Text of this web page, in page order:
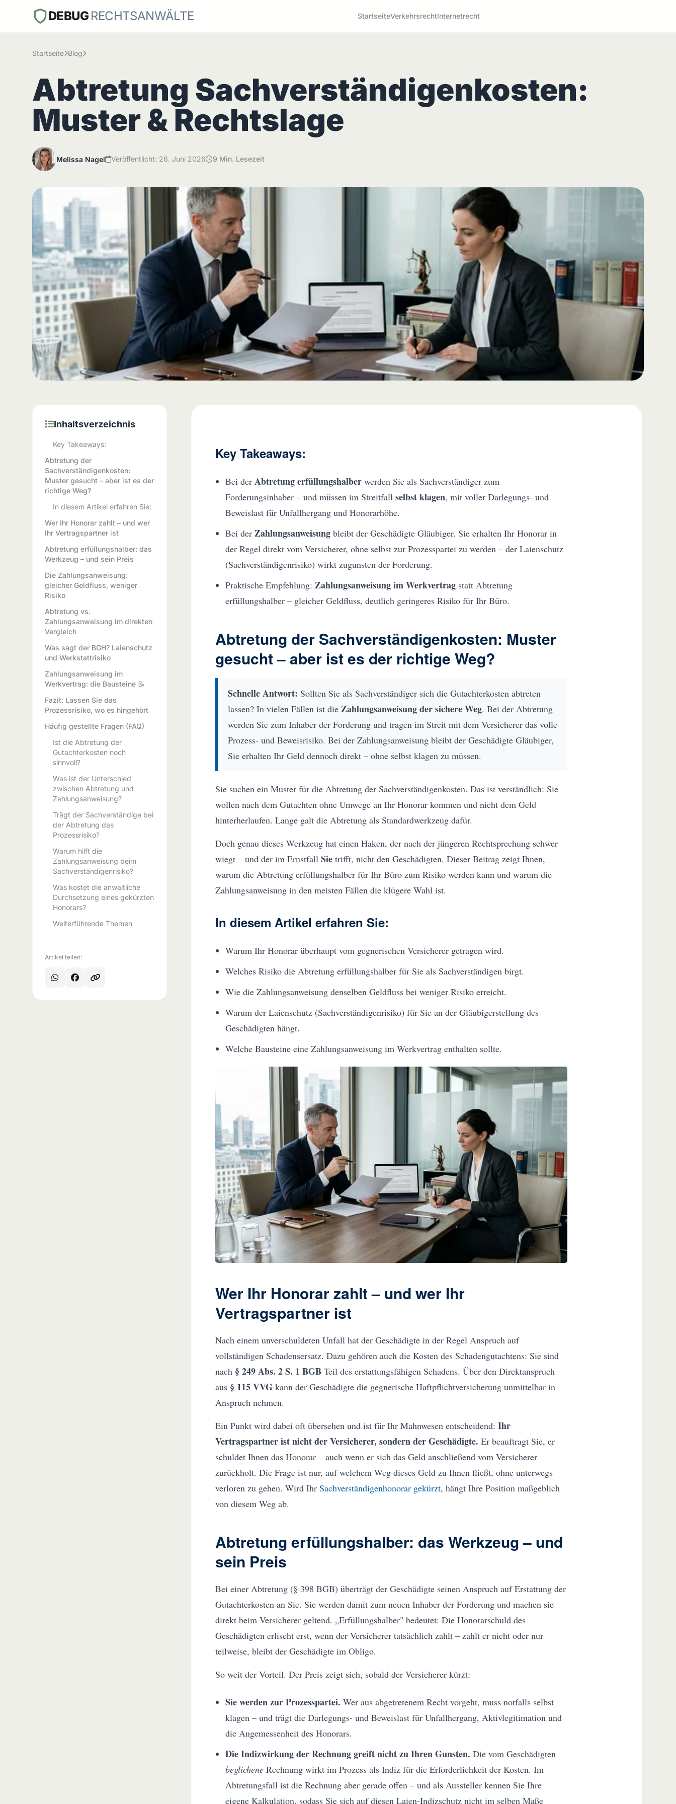
DEBUG RECHTSANWÄLTE StartseiteVerkehrsrechtInternetrecht
Startseite Blog
Abtretung Sachverständigenkosten:
Muster & Rechtslage
Melissa Nagel Veröffentlicht: 26. Juni 2026 9 Min. Lesezeit
Inhaltsverzeichnis
Key Takeaways:
Abtretung der
Sachverständigenkosten:
Muster gesucht – aber ist es der
richtige Weg?
In diesem Artikel erfahren Sie:
Wer Ihr Honorar zahlt – und wer
Ihr Vertragspartner ist
Abtretung erfüllungshalber: das
Werkzeug – und sein Preis
Die Zahlungsanweisung:
gleicher Geldfluss, weniger
Risiko
Abtretung vs.
Zahlungsanweisung im direkten
Vergleich
Was sagt der BGH? Laienschutz
und Werkstattrisiko
Zahlungsanweisung im
Werkvertrag: die Bausteine 📝
Fazit: Lassen Sie das
Prozessrisiko, wo es hingehört
Häufig gestellte Fragen (FAQ)
Ist die Abtretung der
Gutachterkosten noch
sinnvoll?
Was ist der Unterschied
zwischen Abtretung und
Zahlungsanweisung?
Trägt der Sachverständige bei
der Abtretung das
Prozessrisiko?
Warum hilft die
Zahlungsanweisung beim
Sachverständigenrisiko?
Was kostet die anwaltliche
Durchsetzung eines gekürzten
Honorars?
Weiterführende Themen
Artikel teilen:
Key Takeaways:
Bei der Abtretung erfüllungshalberwerden Sie als Sachverständiger zum
Forderungsinhaber – und müssen im Streitfall selbst klagen, mit voller Darlegungs- und
Beweislast für Unfallhergang und Honorarhöhe.
Bei der Zahlungsanweisungbleibt der Geschädigte Gläubiger. Sie erhalten Ihr Honorar in
der Regel direkt vom Versicherer, ohne selbst zur Prozesspartei zu werden – der Laienschutz
(Sachverständigenrisiko) wirkt zugunsten der Forderung.
Praktische Empfehlung: Zahlungsanweisung im Werkvertragstatt Abtretung
erfüllungshalber – gleicher Geldfluss, deutlich geringeres Risiko für Ihr Büro.
Abtretung der Sachverständigenkosten: Muster
gesucht – aber ist es der richtige Weg?
Schnelle Antwort: Sollten Sie als Sachverständiger sich die Gutachterkosten abtreten
lassen? In vielen Fällen ist die Zahlungsanweisung der sichere Weg. Bei der Abtretung
werden Sie zum Inhaber der Forderung und tragen im Streit mit dem Versicherer das volle
Prozess- und Beweisrisiko. Bei der Zahlungsanweisung bleibt der Geschädigte Gläubiger,
Sie erhalten Ihr Geld dennoch direkt – ohne selbst klagen zu müssen.
Sie suchen ein Muster für die Abtretung der Sachverständigenkosten. Das ist verständlich: Sie
wollen nach dem Gutachten ohne Umwege an Ihr Honorar kommen und nicht dem Geld
hinterherlaufen. Lange galt die Abtretung als Standardwerkzeug dafür.
Doch genau dieses Werkzeug hat einen Haken, der nach der jüngeren Rechtsprechung schwer
wiegt – und der im Ernstfall Sietrifft, nicht den Geschädigten. Dieser Beitrag zeigt Ihnen,
warum die Abtretung erfüllungshalber für Ihr Büro zum Risiko werden kann und warum die
Zahlungsanweisung in den meisten Fällen die klügere Wahl ist.
In diesem Artikel erfahren Sie:
Warum Ihr Honorar überhaupt vom gegnerischen Versicherer getragen wird.
Welches Risiko die Abtretung erfüllungshalber für Sie als Sachverständigen birgt.
Wie die Zahlungsanweisung denselben Geldfluss bei weniger Risiko erreicht.
Warum der Laienschutz (Sachverständigenrisiko) für Sie an der Gläubigerstellung des
Geschädigten hängt.
Welche Bausteine eine Zahlungsanweisung im Werkvertrag enthalten sollte.
Wer Ihr Honorar zahlt – und wer Ihr
Vertragspartner ist
Nach einem unverschuldeten Unfall hat der Geschädigte in der Regel Anspruch auf
vollständigen Schadensersatz. Dazu gehören auch die Kosten des Schadengutachtens: Sie sind
nach § 249 Abs. 2 S. 1 BGB Teil des erstattungsfähigen Schadens. Über den Direktanspruch
aus § 115 VVGkann der Geschädigte die gegnerische Haftpflichtversicherung unmittelbar in
Anspruch nehmen.
Ein Punkt wird dabei oft übersehen und ist für Ihr Mahnwesen entscheidend: Ihr
Vertragspartner ist nicht der Versicherer, sondern der Geschädigte. Er beauftragt Sie, er
schuldet Ihnen das Honorar – auch wenn er sich das Geld anschließend vom Versicherer
zurückholt. Die Frage ist nur, auf welchem Weg dieses Geld zu Ihnen fließt, ohne unterwegs
verloren zu gehen. Wird Ihr Sachverständigenhonorar gekürzt, hängt Ihre Position maßgeblich
von diesem Weg ab.
Abtretung erfüllungshalber: das Werkzeug – und
sein Preis
Bei einer Abtretung (§ 398 BGB) überträgt der Geschädigte seinen Anspruch auf Erstattung der
Gutachterkosten an Sie. Sie werden damit zum neuen Inhaber der Forderung und machen sie
direkt beim Versicherer geltend. „Erfüllungshalber" bedeutet: Die Honorarschuld des
Geschädigten erlischt erst, wenn der Versicherer tatsächlich zahlt – zahlt er nicht oder nur
teilweise, bleibt der Geschädigte im Obligo.
So weit der Vorteil. Der Preis zeigt sich, sobald der Versicherer kürzt:
Sie werden zur Prozesspartei. Wer aus abgetretenem Recht vorgeht, muss notfalls selbst
klagen – und trägt die Darlegungs- und Beweislast für Unfallhergang, Aktivlegitimation und
die Angemessenheit des Honorars.
Die Indizwirkung der Rechnung greift nicht zu Ihren Gunsten. Die vom Geschädigten
beglicheneRechnung wirkt im Prozess als Indiz für die Erforderlichkeit der Kosten. Im
Abtretungsfall ist die Rechnung aber gerade offen – und als Aussteller kennen Sie Ihre
eigene Kalkulation, sodass Sie sich auf diesen Laien-Indizschutz nicht im selben Maße